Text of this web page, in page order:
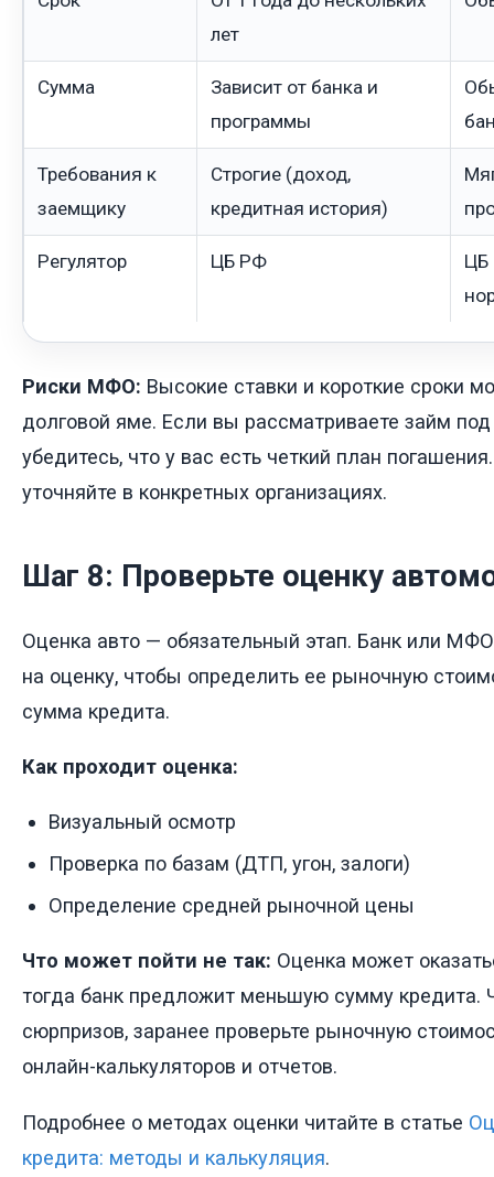
лет
Сумма
Зависит от банка и
программы
Требования к
заемщику
Строгие (доход,
кредитная история)
Регулятор ЦБ РФ
ЦБ
Риски МФО: Высокие ставки и короткие сроки
долговой яме. Если вы рассматриваете займ
убедитесь, что у вас есть четкий план
уточняйте в конкретных организациях.
Шаг 8: Проверьте оценку
Оценка авто — обязательный этап. Банк или
на оценку, чтобы определить ее рыночную
сумма кредита.
Как проходит оценка:
Визуальный осмотр
Проверка по базам (ДТП, угон, залоги)
Определение средней рыночной цены
Что может пойти не так: Оценка может
тогда банк предложит меньшую сумму кредита.
сюрпризов, заранее проверьте рыночную
онлайн-калькуляторов и отчетов.
Подробнее о методах оценки читайте в статье
кредита: методы и калькуляция.